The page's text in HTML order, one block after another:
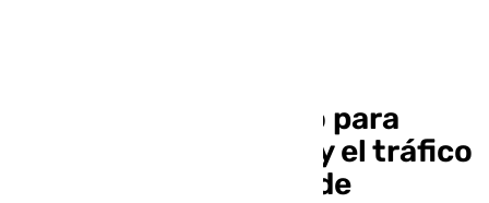
Aprobado el proyecto para
mejorar la seguridad y el tráfico
en la Circunvalación de